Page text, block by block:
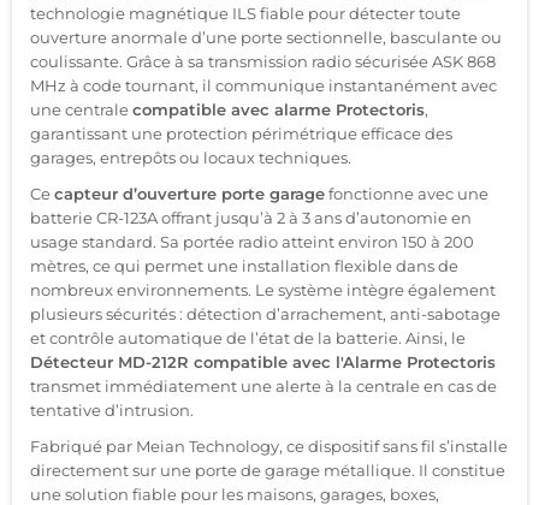
technologie magnétique ILS fiable pour détecter toute
ouverture anormale d’une porte sectionnelle, basculante ou
coulissante. Grâce à sa transmission radio sécurisée ASK 868
MHz à code tournant, il communique instantanément avec
une centralecompatible avec alarme Protectoris,
garantissant une protection périmétrique efficace des
garages, entrepôts ou locaux techniques.
Cecapteur d’ouverture porte garagefonctionne avec une
batterie CR-123A offrant jusqu’à 2 à 3 ans d’autonomie en
usage standard. Sa portée radio atteint environ 150 à 200
mètres, ce qui permet une installation flexible dans de
nombreux environnements. Le système intègre également
plusieurs sécurités : détection d’arrachement, anti-sabotage
et contrôle automatique de l’état de la batterie. Ainsi, le
Détecteur MD-212R compatible avec l'Alarme Protectoris
transmet immédiatement une alerte à la centrale en cas de
tentative d’intrusion.
Fabriqué par Meian Technology, ce dispositif sans fil s’installe
directement sur une porte de garage métallique. Il constitue
une solution fiable pour les maisons, garages, boxes,